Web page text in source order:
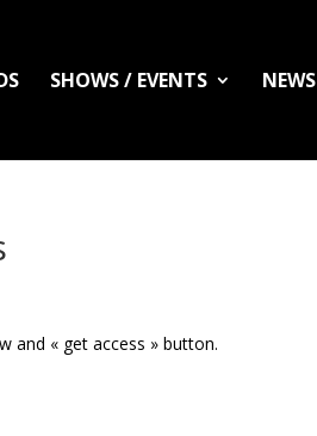
SHOWS / EVENTS NEWS
and « get access » button.